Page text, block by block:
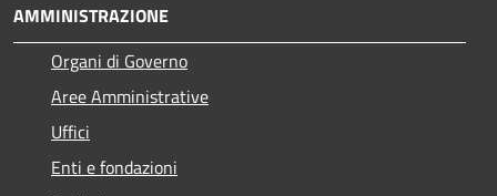
AMMINISTRAZIONE
Organi di Governo
Aree Amministrative
Uffici
Enti e fondazioni